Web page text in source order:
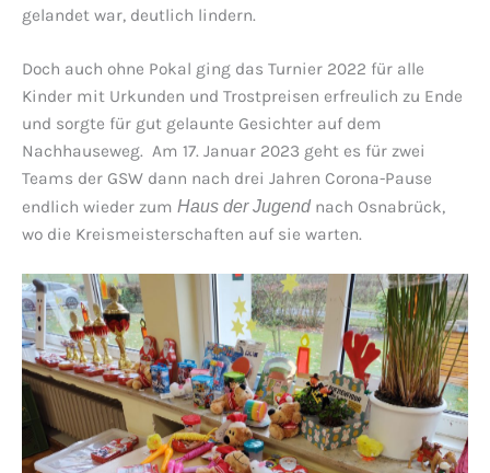
gelandet war, deutlich lindern.
Doch auch ohne Pokal ging das Turnier 2022 für alle
Kinder mit Urkunden und Trostpreisen erfreulich zu Ende
und sorgte für gut gelaunte Gesichter auf dem
Nachhauseweg. Am 17. Januar 2023 geht es für zwei
Teams der GSW dann nach drei Jahren Corona-Pause
endlich wieder zum Haus der Jugendnach Osnabrück,
wo die Kreismeisterschaften auf sie warten.